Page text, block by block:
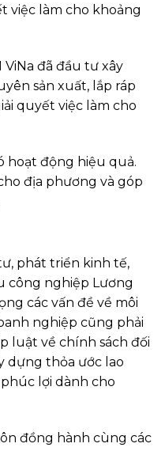
việc làm cho khoảng
ViNa đã đầu tư xây
sản xuất, lắp ráp
quyết việc làm cho
hoạt động hiệu quả.
địa phương và góp
phát triển kinh tế,
công nghiệp Lương
các vấn đề về môi
nghiệp cũng phải
luật về chính sách đối
dựng thỏa ước lao
lợi dành cho
đồng hành cùng các